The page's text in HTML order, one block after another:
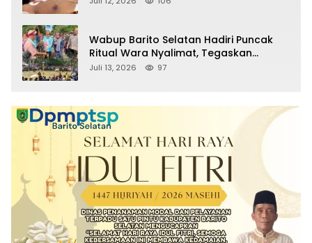
Wabup Barito Selatan Hadiri Puncak
Ritual Wara Nyalimat, Tegaskan
Komitmen Lestarikan Budaya Dayak
Juli 13, 2026 97